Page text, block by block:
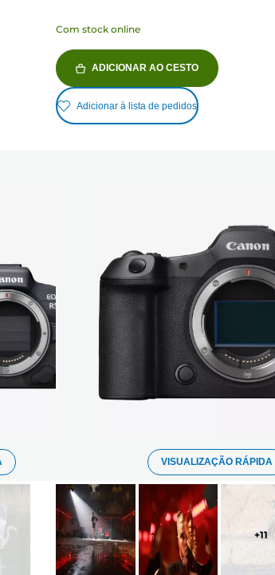
Com stock online
ADICIONAR AO CESTO
Adicionar à lista de pedidos
VISUALIZAÇÃO RÁPIDA
+11